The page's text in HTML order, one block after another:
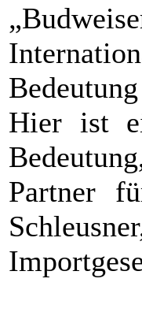
Hier ist
Partner